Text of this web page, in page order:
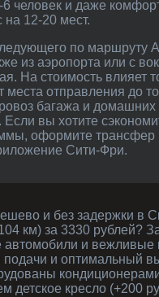
человек и даже
на 12-20 мест.
из аэропорта или с
На стоимость влияет
места отправления до
багажа и
Если вы хотите
оформите трансфер
Сити-Фри.
км) за 3330 рублей?
и вежливые
подачи и оптимальный
детское кресло (+200